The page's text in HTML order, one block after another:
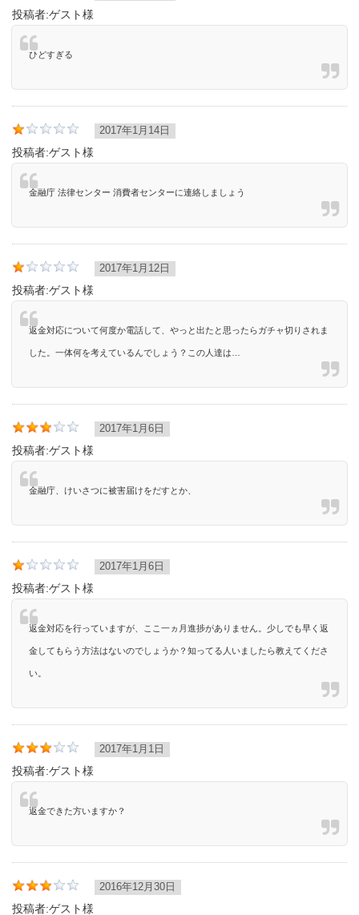
投稿者:ゲスト様
ひどすぎる
2017年1月14日
投稿者:ゲスト様
金融庁 法律センター 消費者センターに連絡しましょう
2017年1月12日
投稿者:ゲスト様
返金対応について何度か電話して、やっと出たと思ったらガチャ切りされま
した。一体何を考えているんでしょう？この人達は…
2017年1月6日
投稿者:ゲスト様
金融庁、けいさつに被害届けをだすとか、
2017年1月6日
投稿者:ゲスト様
返金対応を行っていますが、ここ一ヵ月進捗がありません。少しでも早く返
金してもらう方法はないのでしょうか？知ってる人いましたら教えてくださ
い。
2017年1月1日
投稿者:ゲスト様
返金できた方いますか？
2016年12月30日
投稿者:ゲスト様